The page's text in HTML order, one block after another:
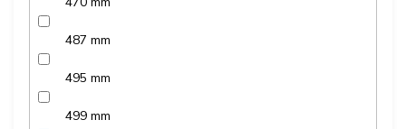
487 mm
495 mm
499 mm